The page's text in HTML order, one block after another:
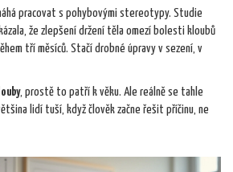
pracovat s pohybovými stereotypy. Studie
že zlepšení držení těla omezí bolesti kloubů
tří měsíců. Stačí drobné úpravy v sezení, v
, prostě to patří k věku. Ale reálně se tahle
lidí tuší, když člověk začne řešit příčinu, ne